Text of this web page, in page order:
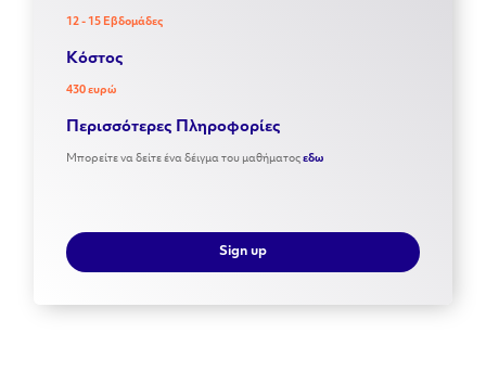
12 - 15 Εβδομάδες
Kόστος
430 ευρώ
Περισσότερες Πληροφορίες
Μπορείτε να δείτε ένα δέιγμα του μαθήματοςεδω
Sign up